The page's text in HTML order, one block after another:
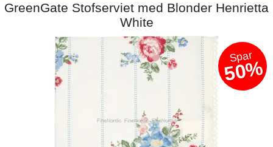
GreenGate Stofserviet med Blonder Henrietta
White
Spar
50%